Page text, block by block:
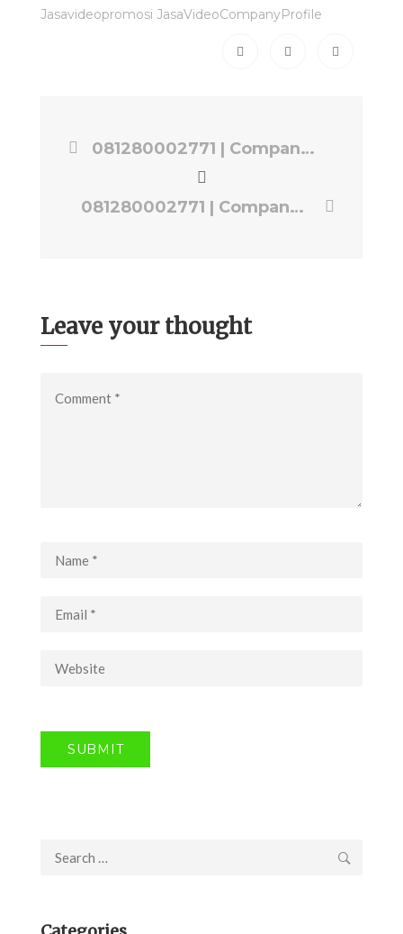
Jasavideopromosi JasaVideoCompanyProfile
081280002771 | Company Profile Furniture Bogor | Jasa Video EPS PRODUCTION
081280002771 | Company Profile Hotel Bogor | Jasa Video EPS PRODUCTION
Leave your thought
Search